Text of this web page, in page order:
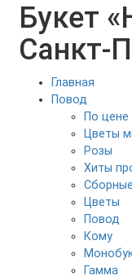
Букет
Санкт-
Главная
Повод
По цене
Цветы
Розы
Хиты
Цветы
Повод
Кому
Гамма